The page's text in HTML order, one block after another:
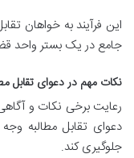
این فرآیند به خواهان
جامع در یک بستر واحد
نکات مهم در دعوای تقابل
رعایت برخی نکات و
دعوای تقابل مطالبه وجه
جلوگیری کند.